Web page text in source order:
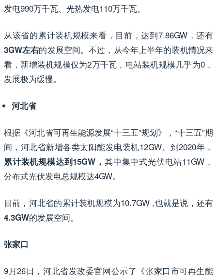
发电990万千瓦、光热发电110万千瓦。
从该省的累计装机规模来看，目前，达到7.86GW，还有
3GW左右的发展空间。不过，从今年上半年的装机情况来
看，新增装机规模仅为2万千瓦，电站装机规模几乎为0，
发展极为缓慢。
河北省
根据《河北省可再生能源发展“十三五”规划》，“十三五”期
间，河北省新增各类太阳能发电装机12GW。到2020年，
累计装机规模达到15GW， 其中集中式光伏电站11GW，
分布式光伏发电总规模达4GW。
目前，河北省的累计装机规模为10.7GW ,也就是说，还有
4.3GW的发展空间。
张家口
9月26日，河北省发改委官网公示了《张家口市可再生能